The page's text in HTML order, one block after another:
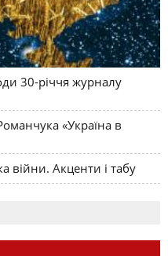
30-річчя журналу
«Україна в
війни. Акценти і табу